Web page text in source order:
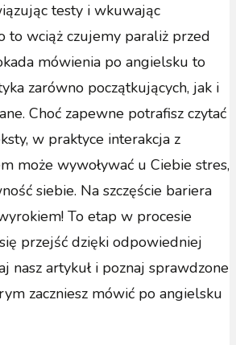
testy i wkuwając
to wciąż czujemy paraliż przed
mówienia po angielsku to
zarówno początkujących, jak i
Choć zapewne potrafisz czytać
w praktyce interakcja z
może wywoływać u Ciebie stres,
siebie. Na szczęście bariera
To etap w procesie
przejść dzięki odpowiedniej
nasz artykuł i poznaj sprawdzone
zaczniesz mówić po angielsku